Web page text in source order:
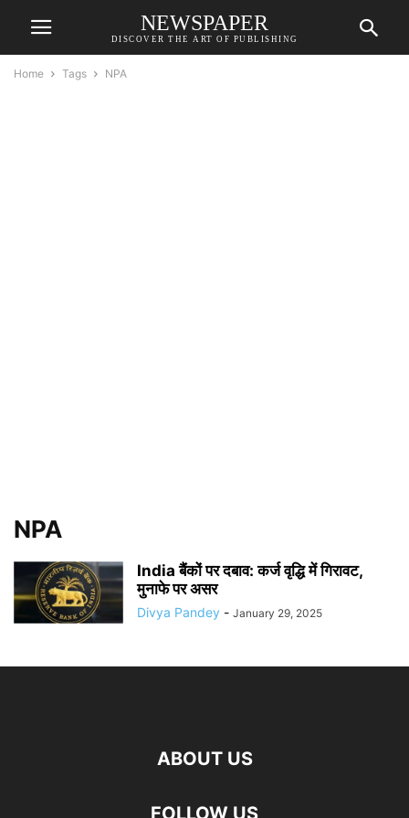
NEWSPAPER
DISCOVER THE ART OF PUBLISHING
Home Tags NPA
NPA
India बैंकों पर दबाव: कर्ज वृद्धि में गिरावट,
मुनाफे पर असर
Divya Pandey - January 29, 2025
ABOUT US
FOLLOW US